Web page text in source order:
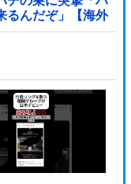
るんだぞ」【海外